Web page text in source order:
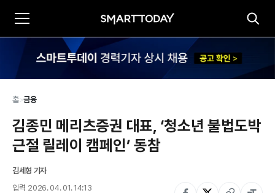
홈>금융
김종민 메리츠증권 대표, ‘청소년 불법도박
근절 릴레이 캠페인’ 동참
김세형 기자
입력 2026. 04. 01. 14:13